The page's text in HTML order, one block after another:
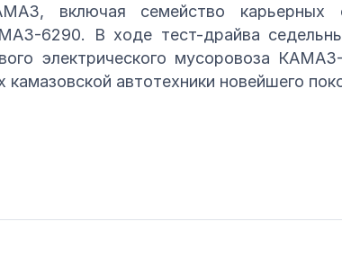
включая семейство карьерных
6290. В ходе тест-драйва
электрического мусоровоза КАМАЗ-
автотехники новейшего